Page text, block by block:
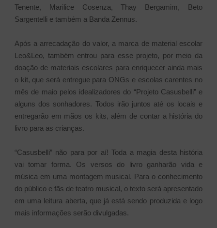
Tenente, Marilice Cosenza, Thay Bergamim, Beto
Sargentelli e também a Banda Zennus.
Após a arrecadação do valor, a marca de material escolar
Leo&Leo, também entrou para esse projeto, por meio da
doação de materiais escolares para enriquecer ainda mais
o kit, que será entregue para ONGs e escolas carentes no
mês de maio pelos idealizadores do “Projeto Casusbelli” e
alguns dos sonhadores. Todos irão juntos até os locais e
entregarão em mãos os kits, além de contar a história do
livro para as crianças.
“Casusbelli” não para por aí! Toda a magia desta história
vai tomar forma. Os versos do livro ganharão vida e
música em uma montagem musical. Para o conhecimento
do público e fãs de teatro musical, o texto será apresentado
em uma leitura aberta, que já está sendo produzida e logo
mais informações serão divulgadas.